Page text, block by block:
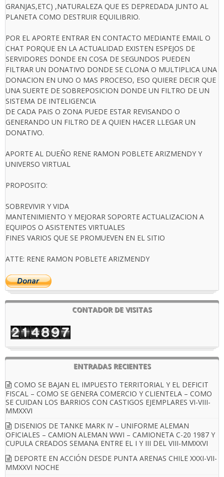
GRANJAS,ETC) ,NATURALEZA QUE ES DEPREDADA JUNTO AL
PLANETA COMO DESTRUIR EQUILIBRIO.
POR EL APORTE ENTRAR EN CONTACTO MEDIANTE EMAIL O
CHAT PORQUE EN LA ACTUALIDAD EXISTEN ESPEJOS DE
SERVIDORES DONDE EN COSA DE SEGUNDOS PUEDEN
FILTRAR UN DONATIVO DONDE SE CLONA O MULTIPLICA UNA
DONACION EN UNO O MAS PROCESO, ESO QUIERE DECIR QUE
UNA SUERTE DE SOBREPOSICION DONDE UN FILTRO DE UN
SISTEMA DE INTELIGENCIA
DE CADA PAIS O ZONA PUEDE ESTAR REVISANDO O
GENERANDO UN FILTRO DE A QUIEN HACER LLEGAR UN
DONATIVO.
APORTE AL DUEÑO RENE RAMON POBLETE ARIZMENDY Y
UNIVERSO VIRTUAL
PROPOSITO:
SOBREVIVIR Y VIDA
MANTENIMIENTO Y MEJORAR SOPORTE ACTUALIZACION A
EQUIPOS O ASISTENTES VIRTUALES
FINES VARIOS QUE SE PROMUEVEN EN EL SITIO
ATTE: RENE RAMON POBLETE ARIZMENDY
CONTADOR DE VISITAS
ENTRADAS RECIENTES
COMO SE BAJAN EL IMPUESTO TERRITORIAL Y EL DEFICIT
FISCAL – COMO SE GENERA COMERCIO Y CLIENTELA – COMO
SE CUIDAN LOS BARRIOS CON CASTIGOS EJEMPLARES VI-VIII-
MMXXVI
DISENIOS DE TANKE MARK IV – UNIFORME ALEMAN
OFICIALES – CAMION ALEMAN WWI – CAMIONETA C-20 1987 Y
CUPULA CREADOS SEMANA ENTRE EL I Y III DEL VIII-MMXXVI
DEPORTE EN ACCIÓN DESDE PUNTA ARENAS CHILE XXXI-VII-
MMXXVI NOCHE